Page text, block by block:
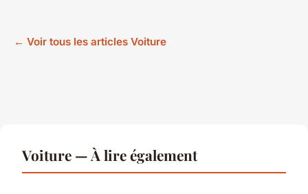
← Voir tous les articles Voiture
Voiture — À lire également